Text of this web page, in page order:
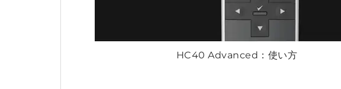
HC40 Advanced：使い方